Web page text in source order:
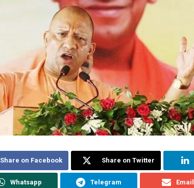
Share on Facebook Share on Twitter
Whatsapp Telegram Email